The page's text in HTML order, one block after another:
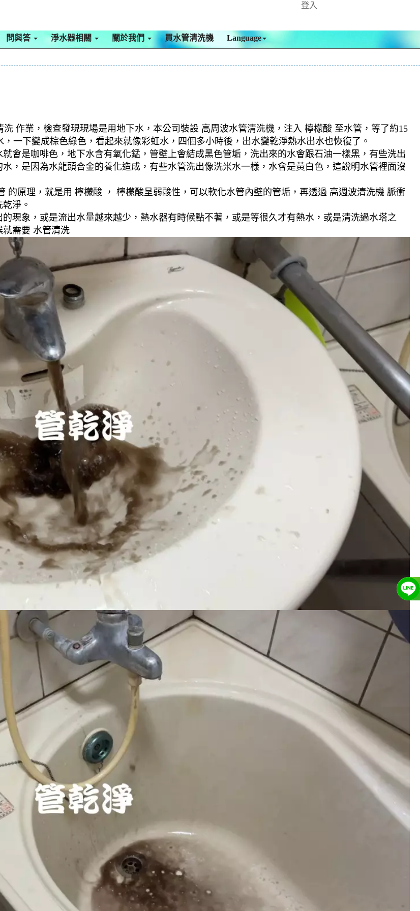
登入
問與答 淨水器相關 關於我們 買水管清洗機 Language
作業，檢查發現現場是用地下水，本公司裝設 高周波水管清洗機，注入 檸檬酸 至水管，等了約15
一下變成棕色綠色，看起來就像彩虹水，四個多小時後，出水變乾淨熱水出水也恢復了。
會是咖啡色，地下水含有氧化錳，管壁上會結成黑色管垢，洗出來的水會跟石油一樣黑，有些洗出
，是因為水龍頭合金的養化造成，有些水管洗出像洗米水一樣，水會是黃白色，這說明水管裡面沒
的原理，就是用 檸檬酸 ， 檸檬酸呈弱酸性，可以軟化水管內壁的管垢，再透過 高週波清洗機 脈衝
淨。
現象，或是流出水量越來越少，熱水器有時候點不著，或是等很久才有熱水，或是清洗過水塔之
需要 水管清洗